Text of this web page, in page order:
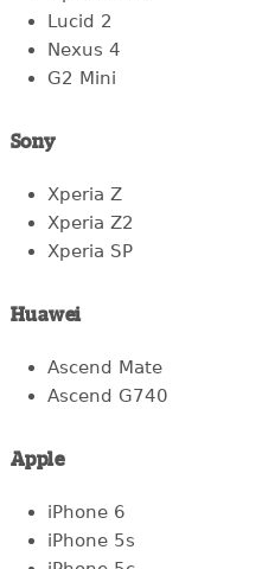
Lucid 2
Nexus 4
G2 Mini
Sony
Xperia Z
Xperia Z2
Xperia SP
Huawei
Ascend Mate
Ascend G740
Apple
iPhone 6
iPhone 5s